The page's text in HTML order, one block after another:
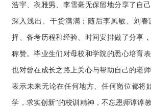
浩宇、衣雅男、李雪毫无保留地分享了自
深入浅出、干货满满；随后李凤敏、刘
择、备考历程和经验、时间安排做了分享
称赞。毕业生们对母校和学院的悉心培育
也对曾在成长之路上关心与帮助自己的老
表示未来无论在任何地方、任何岗位都将
学，求实创新”的校训精神，不忘恩师谆谆